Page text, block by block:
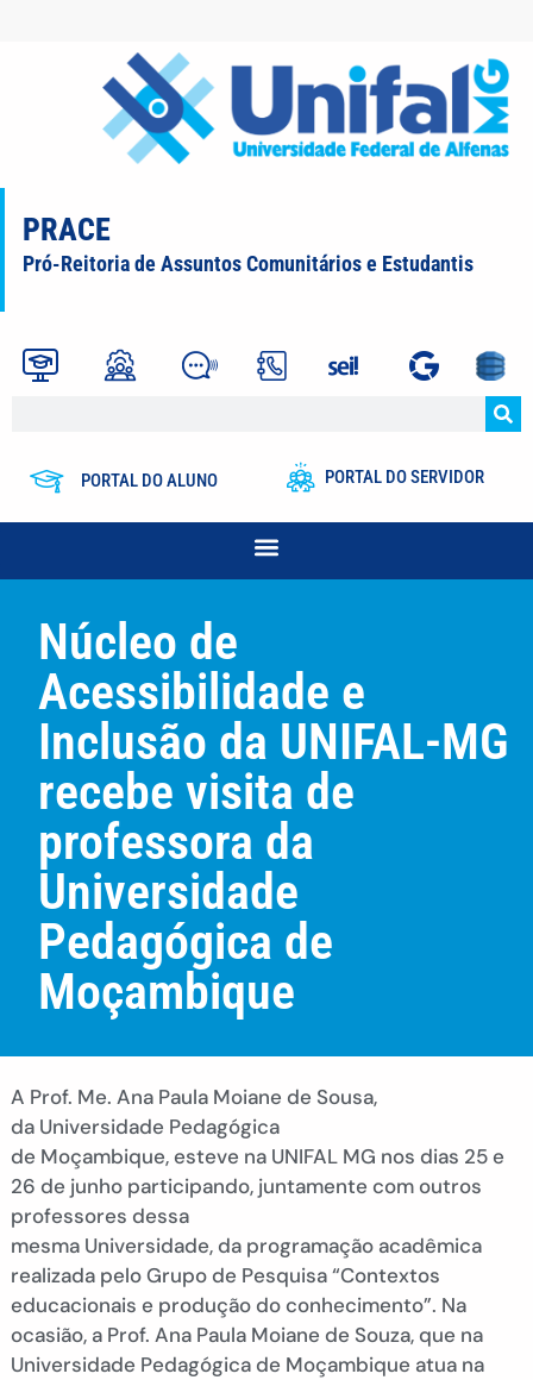
PRACE
Pró-Reitoria de Assuntos Comunitários e Estudantis
PORTAL DO ALUNO PORTAL DO SERVIDOR
Núcleo de
Acessibilidade e
Inclusão da UNIFAL-MG
recebe visita de
professora da
Universidade
Pedagógica de
Moçambique
A Prof. Me. Ana Paula Moiane de Sousa,
da Universidade Pedagógica
de Moçambique, esteve na UNIFAL MG nos dias 25 e
26 de junho participando, juntamente com outros
professores dessa
mesma Universidade, da programaçãoacadêmica
realizada peloGrupo de Pesquisa “Contextos
educacionais e produção do conhecimento”. Na
ocasião, a Prof. Ana Paula Moiane de Souza, que na
Universidade Pedagógica de Moçambique atua na